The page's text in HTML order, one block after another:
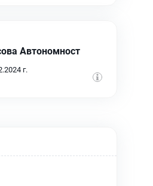
Автономност
г.